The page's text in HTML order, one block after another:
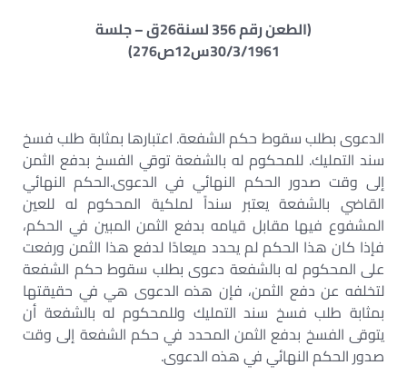
(الطعن رقم 356 لسنة26ق – جلسة
30/3/1961س12ص276)
الدعوى بطلب سقوط حكم الشفعة. اعتبارها بمثابة طلب فسخ
سند التمليك. للمحكوم له بالشفعة توقي الفسخ بدفع الثمن
إلى وقت صدور الحكم النهائي في الدعوى.الحكم النهائي
القاضي بالشفعة يعتبر سنداً لملكية المحكوم له للعين
المشفوع فيها مقابل قيامه بدفع الثمن المبين في الحكم،
فإذا كان هذا الحكم لم يحدد ميعادًا لدفع هذا الثمن ورفعت
على المحكوم له بالشفعة دعوى بطلب سقوط حكم الشفعة
لتخلفه عن دفع الثمن، فإن هذه الدعوى هي في حقيقتها
بمثابة طلب فسخ سند التمليك وللمحكوم له بالشفعة أن
يتوقى الفسخ بدفع الثمن المحدد في حكم الشفعة إلى وقت
صدور الحكم النهائي في هذه الدعوى.